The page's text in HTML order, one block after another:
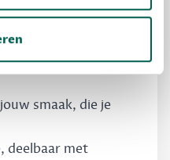
cadeaus.
in
smaak, die je
deelbaar met